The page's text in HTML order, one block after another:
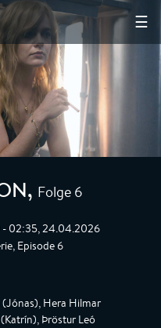
☰
, Folge 6
- 02:35, 24.04.2026
Episode 6
Hera Hilmar
Þröstur Leó